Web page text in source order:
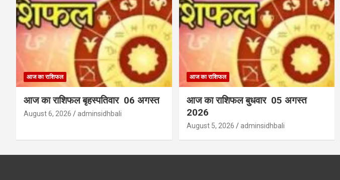
आज का राशिफल
आज का राशिफल बृहस्पतिवार 06 अगस्त
August 6, 2026 adminsidhbali
आज का राशिफल
आज का राशिफल बुधवार 05 अगस्त
2026
August 5, 2026 adminsidhbali